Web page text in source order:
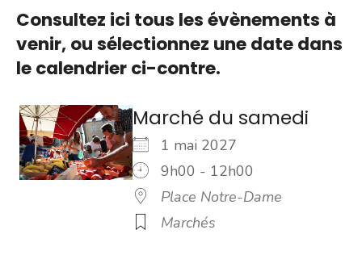
Consultez ici tous les évènements à
venir,ou sélectionnez une date dans
le calendrier ci-contre.
Marché du samedi
1 mai 2027
9h00 - 12h00
Place Notre-Dame
Marchés